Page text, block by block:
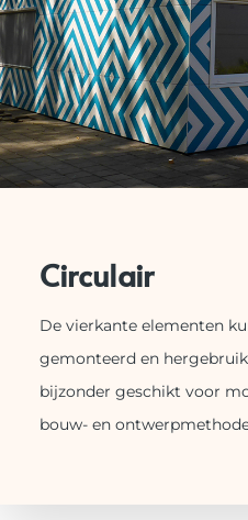
Circulair
De vierkante elementen
gemonteerd en
bijzonder geschikt voor
bouw- en